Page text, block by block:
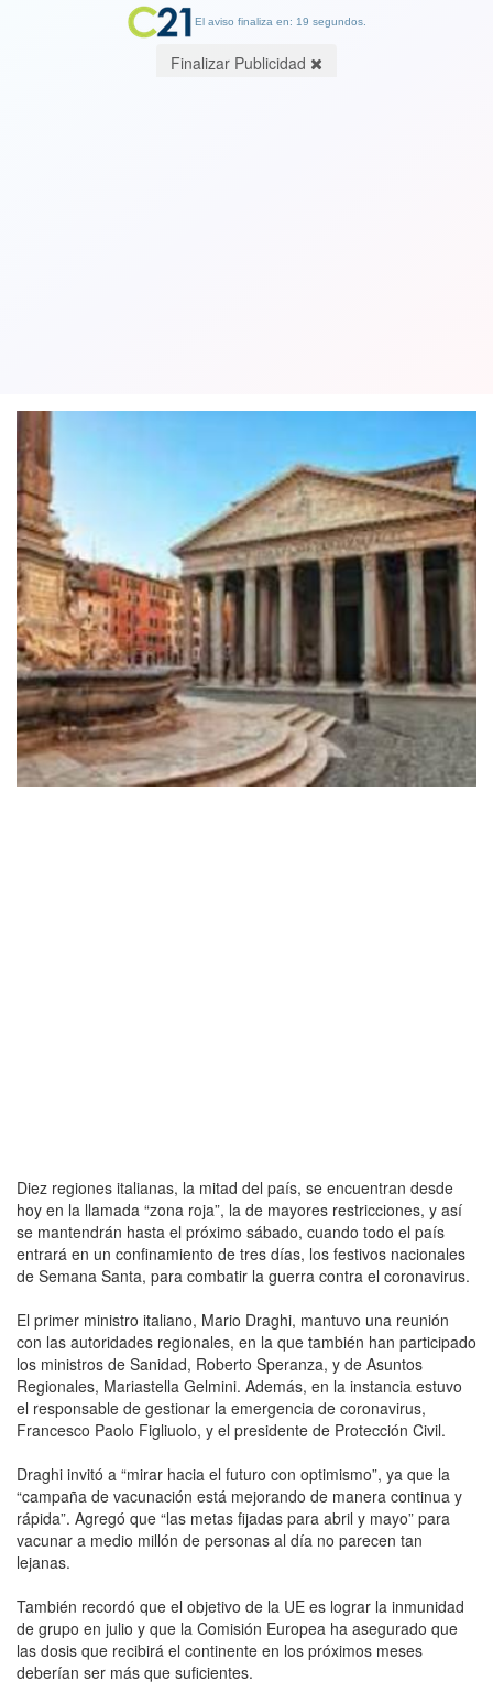
Diez regiones italianas, la mitad del país, se encuentran desde
hoy en la llamada “zona roja”, la de mayores restricciones, y así
se mantendrán hasta el próximo sábado, cuando todo el país
entrará en un confinamiento de tres días, los festivos nacionales
de Semana Santa, para combatir la guerra contra el coronavirus.
El primer ministro italiano, Mario Draghi, mantuvo una reunión
con las autoridades regionales, en la que también han participado
los ministros de Sanidad, Roberto Speranza, y de Asuntos
Regionales, Mariastella Gelmini. Además, en la instancia estuvo
el responsable de gestionar la emergencia de coronavirus,
Francesco Paolo Figliuolo, y el presidente de Protección Civil.
Draghi invitó a “mirar hacia el futuro con optimismo”, ya que la
“campaña de vacunación está mejorando de manera continua y
rápida”. Agregó que “las metas fijadas para abril y mayo” para
vacunar a medio millón de personas al día no parecen tan
lejanas.
También recordó que el objetivo de la UE es lograr la inmunidad
de grupo en julio y que la Comisión Europea ha asegurado que
las dosis que recibirá el continente en los próximos meses
deberían ser más que suficientes.
El aviso finaliza en: 19 segundos.
Finalizar Publicidad